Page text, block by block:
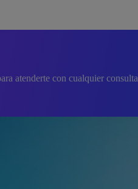
atenderte con cualquier consulta